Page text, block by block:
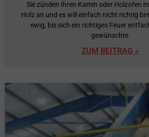
Sie zünden Ihren Kamin oder Holzofen
Holz an und es will einfach nicht richtig
ewig, bis sich ein richtiges Feuer
gewünschte
ZUM BEITRAG »